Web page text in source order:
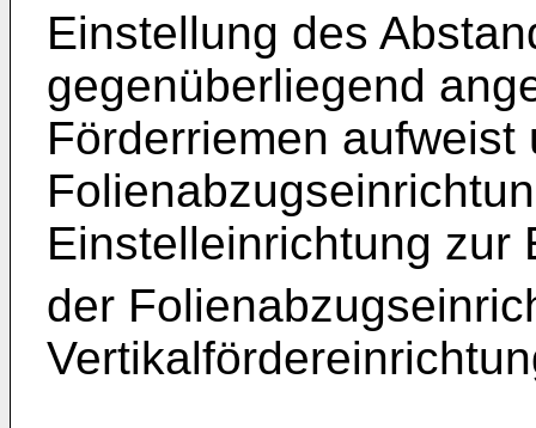
Einstellung des
gegenüberliegend
Förderriemen aufweist
Einstelleinrichtung zur
der